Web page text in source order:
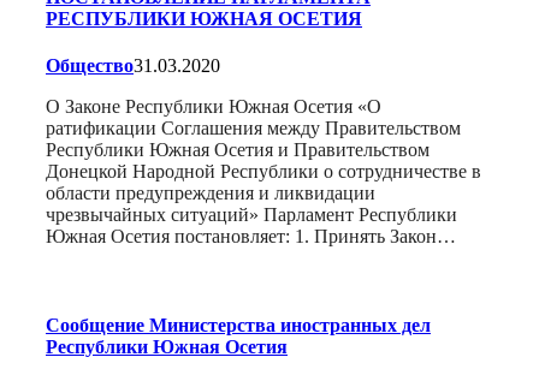
РЕСПУБЛИКИ ЮЖНАЯ ОСЕТИЯ
Общество31.03.2020
О Законе Республики Южная Осетия «О
ратификации Соглашения между Правительством
Республики Южная Осетия и Правительством
Донецкой Народной Республики о сотрудничестве в
области предупреждения и ликвидации
чрезвычайных ситуаций» Парламент Республики
Южная Осетия постановляет: 1. Принять Закон…
Сообщение Министерства иностранных дел
Республики Южная Осетия